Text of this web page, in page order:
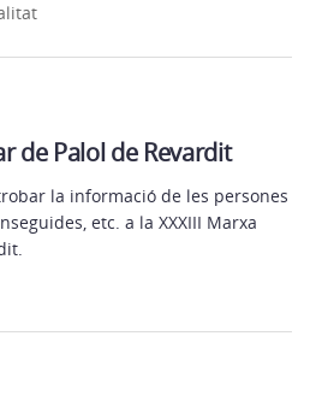
de Palol de Revardit
la informació de les persones
etc. a la XXXIII Marxa